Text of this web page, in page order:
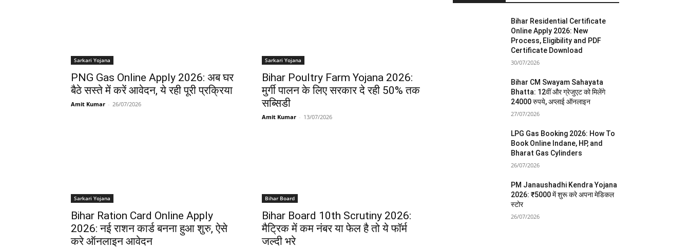
Sarkari Yojana
PNG Gas Online Apply 2026: अब घर
बैठे सस्ते में करें आवेदन, ये रही पूरी प्रक्रिया
Amit Kumar - 26/07/2026
Sarkari Yojana
Bihar Poultry Farm Yojana 2026:
मुर्गी पालन के लिए सरकार दे रही 50% तक
सब्सिडी
Amit Kumar - 13/07/2026
Sarkari Yojana
Bihar Ration Card Online Apply
2026: नई राशन कार्ड बनना हुआ शुरु, ऐसे
करे ऑनलाइन आवेदन
Bihar Board
Bihar Board 10th Scrutiny 2026:
मैट्रिक में कम नंबर या फेल है तो ये फॉर्म
जल्दी भरे
Bihar Residential Certificate
Online Apply 2026: New
Process, Eligibility and PDF
Certificate Download
30/07/2026
Bihar CM Swayam Sahayata
Bhatta: 12वीं और ग्रेजुएट को मिलेंगे
24000 रुपये, अप्लाई ऑनलाइन
27/07/2026
LPG Gas Booking 2026: How To
Book Online Indane, HP, and
Bharat Gas Cylinders
26/07/2026
PM Janaushadhi Kendra Yojana
2026: ₹5000 में शुरू करे अपना मेडिकल
स्टोर
26/07/2026